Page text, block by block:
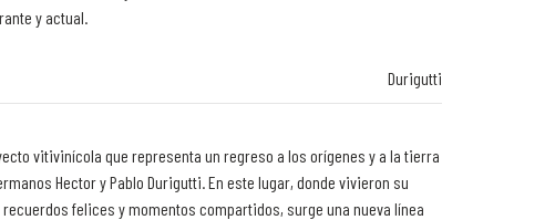
y actual.
Durigutti
vitivinícola que representa un regreso a los orígenes y a la tierra
Hector y Pablo Durigutti. En este lugar, donde vivieron su
felices y momentos compartidos, surge una nueva línea